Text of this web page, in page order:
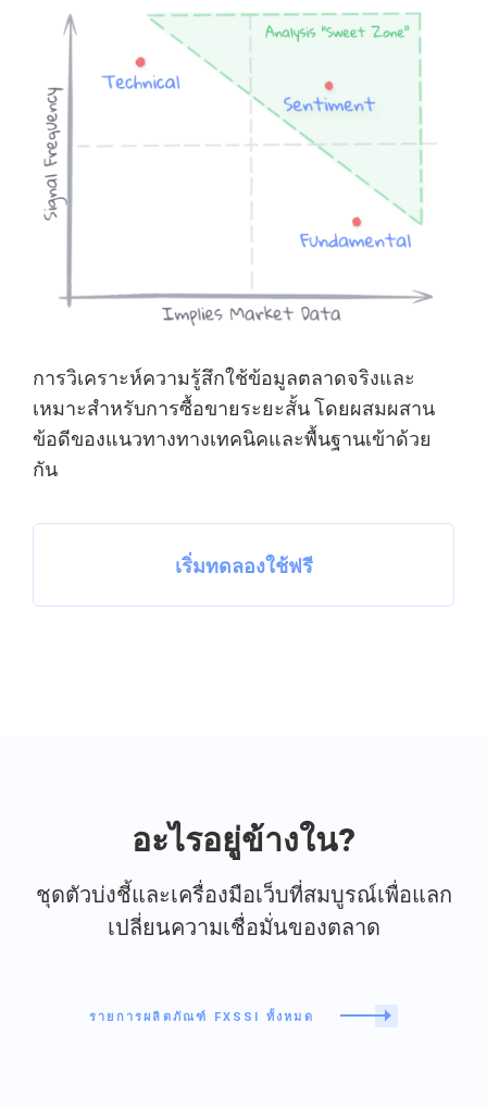
การวิเคราะห์ความรู้สึกใช้ข้อมูลตลาดจริงและ
เหมาะสำหรับการซื้อขายระยะสั้น โดยผสมผสาน
ข้อดีของแนวทางทางเทคนิคและพื้นฐานเข้าด้วย
กัน
เริ่มทดลองใช้ฟรี
อะไรอยู่ข้างใน?
ชุดตัวบ่งชี้และเครื่องมือเว็บที่สมบูรณ์เพื่อแลก
เปลี่ยนความเชื่อมั่นของตลาด
รายการผลิตภัณฑ์ FXSSI ทั้งหมด